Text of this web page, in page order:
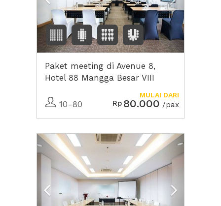
Paket meeting di Avenue 8,
Hotel 88 Mangga Besar VIII
10-80 Rp 80.000 /pax
MULAI DARI
Previous Next2